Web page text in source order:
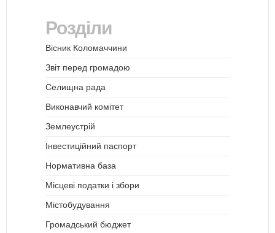
Розділи
Вісник Коломаччини
Звіт перед громадою
Селищна рада
Виконавчий комітет
Землеустрій
Інвестиційний паспорт
Нормативна база
Місцеві податки і збори
Містобудування
Громадський бюджет